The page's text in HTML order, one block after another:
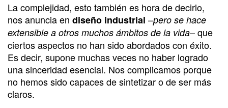
La complejidad, esto también es hora de decirlo,
nos anuncia en diseño industrial –pero se hace
extensible a otros muchos ámbitos de la vida– que
ciertos aspectos no han sido abordados con éxito.
Es decir, supone muchas veces no haber logrado
una sinceridad esencial. Nos complicamos porque
no hemos sido capaces de sintetizar o de ser más
claros.